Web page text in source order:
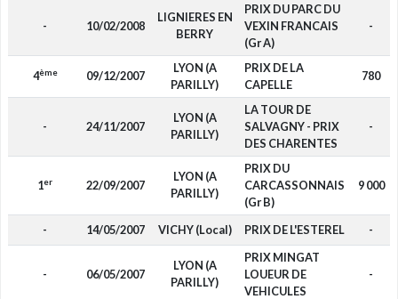
- 10/02/2008
LIGNIERES EN
BERRY
PRIX DU PARC DU
VEXIN FRANCAIS
(Gr A)
-
4ème 09/12/2007
LYON (A
PARILLY)
PRIX DE LA
CAPELLE
780
- 24/11/2007
LYON (A
PARILLY)
LA TOUR DE
SALVAGNY - PRIX
DES CHARENTES
-
1er 22/09/2007
LYON (A
PARILLY)
PRIX DU
CARCASSONNAIS
(Gr B)
9 000
- 14/05/2007 VICHY (Local) PRIX DE L'ESTEREL -
- 06/05/2007
LYON (A
PARILLY)
PRIX MINGAT
LOUEUR DE
VEHICULES
-